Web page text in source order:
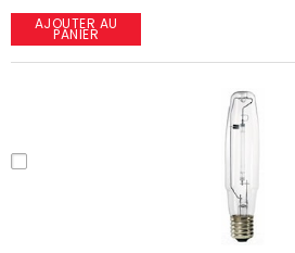
AJOUTER AU
PANIER